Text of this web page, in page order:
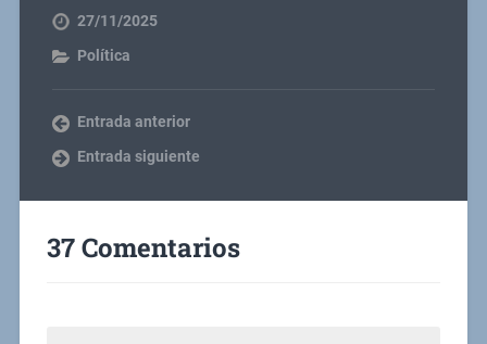
27/11/2025
Política
Entrada anterior
Entrada siguiente
37 Comentarios